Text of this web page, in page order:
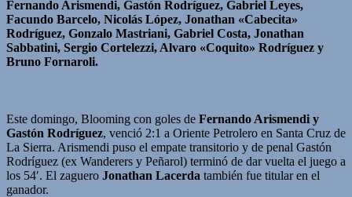
Fernando Arismendi, Gastón Rodríguez, Gabriel Leyes,
Facundo Barcelo, Nicolás López, Jonathan «Cabecita»
Rodríguez, Gonzalo Mastriani, Gabriel Costa, Jonathan
Sabbatini, Sergio Cortelezzi, Alvaro «Coquito» Rodríguez y
Bruno Fornaroli.
Este domingo, Blooming con goles de Fernando Arismendi y
Gastón Rodríguez, venció 2:1 a Oriente Petrolero en Santa Cruz de
La Sierra. Arismendi puso el empate transitorio y de penal Gastón
Rodríguez (ex Wanderers y Peñarol) terminó de dar vuelta el juego a
los 54′. El zaguero Jonathan Lacerda también fue titular en el
ganador.